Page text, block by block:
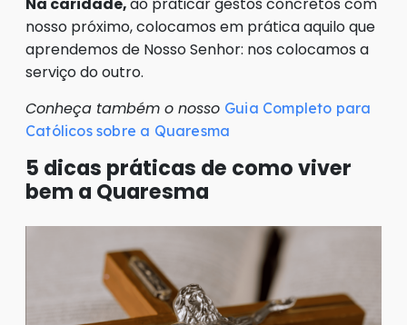
Na caridade,ao praticar gestos concretos com
nosso próximo, colocamos em prática aquilo que
aprendemos de Nosso Senhor: nos colocamos a
serviço do outro.
Conheça também o nosso Guia Completo para
Católicos sobre a Quaresma
5 dicas práticas de como viver
bem a Quaresma